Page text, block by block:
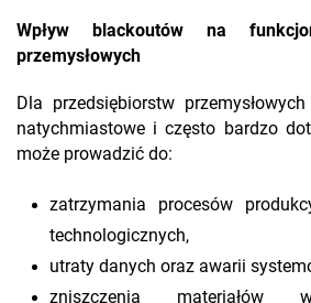
Wpływ blackoutów na
przemysłowych
Dla przedsiębiorstw
natychmiastowe i często bardzo
może prowadzić do:
zatrzymania procesów
technologicznych,
utraty danych oraz awarii
zniszczenia materiałów